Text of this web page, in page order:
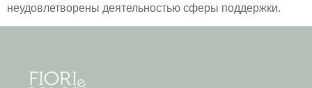
неудовлетворены деятельностью сферы поддержки.